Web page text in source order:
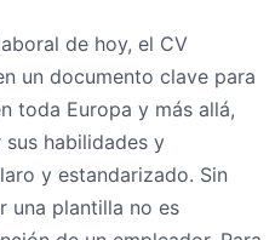
de hoy, el CV
un documento clave para
toda Europa y más allá,
habilidades y
y estandarizado. Sin
una plantilla no es